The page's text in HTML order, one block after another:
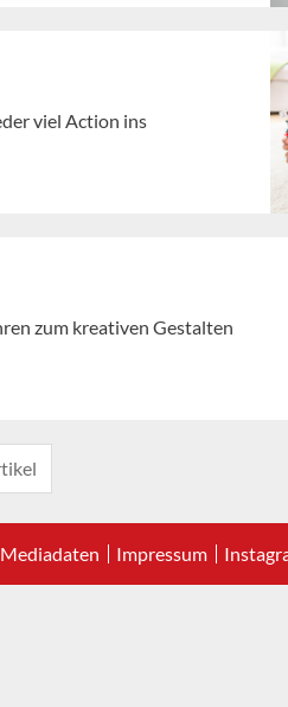
viel Action ins
zum kreativen Gestalten
Mediadaten Impressum